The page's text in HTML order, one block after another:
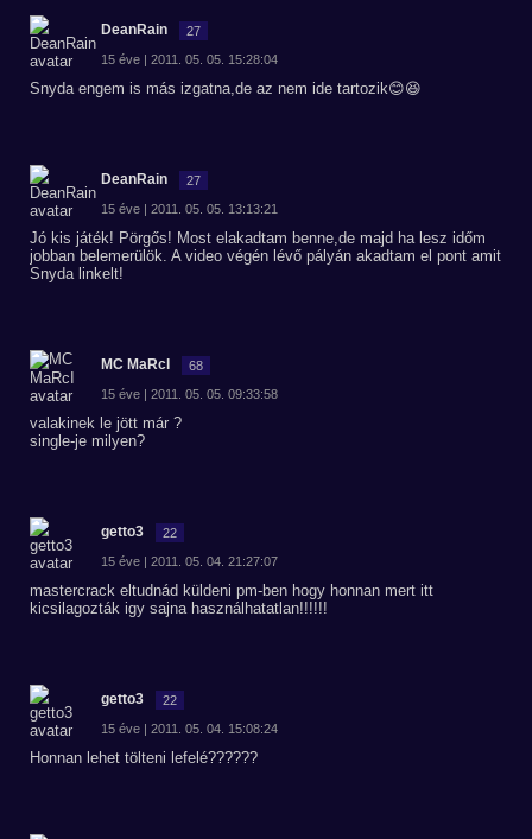
DeanRain 27
15 éve | 2011. 05. 05. 15:28:04
Snyda engem is más izgatna,de az nem ide tartozik😊😆
DeanRain 27
15 éve | 2011. 05. 05. 13:13:21
Jó kis játék! Pörgős! Most elakadtam benne,de majd ha lesz időm
jobban belemerülök. A video végén lévő pályán akadtam el pont amit
Snyda linkelt!
MC MaRcI 68
15 éve | 2011. 05. 05. 09:33:58
valakinek le jött már ?
single-je milyen?
getto3 22
15 éve | 2011. 05. 04. 21:27:07
mastercrack eltudnád küldeni pm-ben hogy honnan mert itt
kicsilagozták igy sajna használhatatlan!!!!!!
getto3 22
15 éve | 2011. 05. 04. 15:08:24
Honnan lehet tölteni lefelé??????